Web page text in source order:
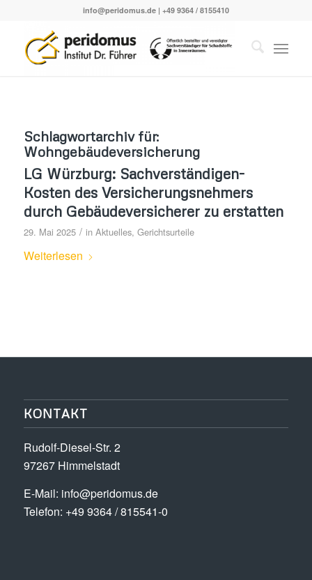
info@peridomus.de| +49 9364 / 8155410
Schlagwortarchiv für:
Wohngebäudeversicherung
LG Würzburg: Sachverständigen-
Kosten des Versicherungsnehmers
durch Gebäudeversicherer zu erstatten
29. Mai 2025 / in Aktuelles, Gerichtsurteile
Weiterlesen
KONTAKT
Rudolf-Diesel-Str. 2
97267 Himmelstadt
E-Mail: info@peridomus.de
Telefon: +49 9364 / 815541-0